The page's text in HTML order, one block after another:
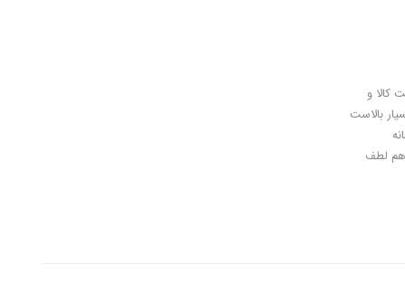
پرداخت در محل، 7 روز ضمانت بازگشت کالا و
بالاست
گرامی شما هم لطف